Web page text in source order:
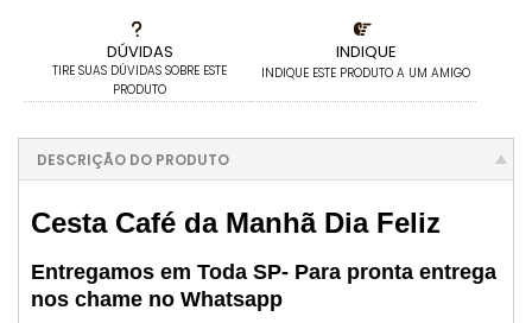
DÚVIDAS
TIRE SUAS DÚVIDAS SOBRE ESTE
PRODUTO
INDIQUE
INDIQUE ESTE PRODUTO A UM AMIGO
DESCRIÇÃO DO PRODUTO
Cesta Café da Manhã Dia Feliz
Entregamos em Toda SP- Para pronta entrega
nos chame no Whatsapp